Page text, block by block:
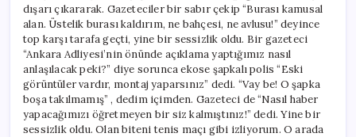
dışarı çıkararak. Gazeteciler bir sabır çekip “Burası kamusal
alan. Üstelik burası kaldırım, ne bahçesi, ne avlusu!” deyince
top karşı tarafa geçti, yine bir sessizlik oldu. Bir gazeteci
“Ankara Adliyesi’nin önünde açıklama yaptığımız nasıl
anlaşılacak peki?” diye sorunca ekose şapkalı polis “Eski
görüntüler vardır, montaj yaparsınız” dedi. “Vay be! O şapka
boşa takılmamış” , dedim içimden. Gazeteci de “Nasıl haber
yapacağımızı öğretmeyen bir siz kalmıştınız!” dedi. Yine bir
sessizlik oldu. Olan biteni tenis maçı gibi izliyorum. O arada